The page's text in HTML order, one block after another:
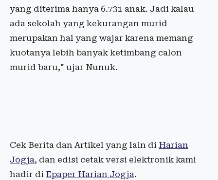
yang diterima hanya 6.731 anak. Jadi kalau
ada sekolah yang kekurangan murid
merupakan hal yang wajar karena memang
kuotanya lebih banyak ketimbang calon
murid baru," ujar Nunuk.
Cek Berita dan Artikel yang lain di Harian
Jogja, dan edisi cetak versi elektronik kami
hadir di Epaper Harian Jogja.